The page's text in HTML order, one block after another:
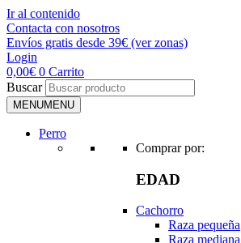
Ir al contenido
Contacta con nosotros
Envíos gratis desde 39€ (ver zonas)
Login
0,00€ 0 Carrito
Buscar
MENUMENU
Perro
Comprar por:
EDAD
Cachorro
Raza pequeña
Raza mediana